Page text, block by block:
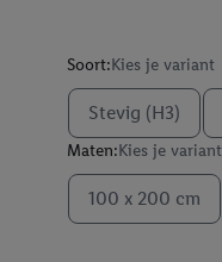
Soort:Kies je variant
Stevig (H3)
Maten:Kies je variant
100 x 200 cm